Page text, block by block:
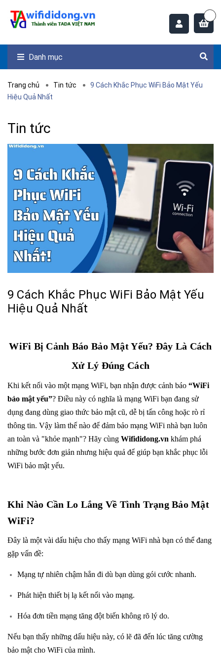
Danh mục
Trang chủ Tin tức
9 Cách Khắc Phục WiFi Bảo Mật Yếu
Hiệu Quả Nhất
Tin tức
9 Cách Khắc Phục WiFi Bảo Mật Yếu
Hiệu Quả Nhất
WiFi Bị Cảnh Báo Bảo Mật Yếu? Đây Là Cách
Xử Lý Đúng Cách
Khi kết nối vào một mạng WiFi, bạn nhận được cảnh báo “WiFi
bảo mật yếu”? Điều này có nghĩa là mạng WiFi bạn đang sử
dụng đang dùng giao thức bảo mật cũ, dễ bị tấn công hoặc rò rỉ
thông tin. Vậy làm thế nào để đảm bảo mạng WiFi nhà bạn luôn
an toàn và "khỏe mạnh"? Hãy cùng Wifididong.vn khám phá
những bước đơn giản nhưng hiệu quả để giúp bạn khắc phục lỗi
WiFi bảo mật yếu.
Khi Nào Cần Lo Lắng Về Tình Trạng Bảo Mật
WiFi?
Đây là một vài dấu hiệu cho thấy mạng WiFi nhà bạn có thể đang
gặp vấn đề:
Mạng tự nhiên chậm hẳn đi dù bạn dùng gói cước nhanh.
Phát hiện thiết bị lạ kết nối vào mạng.
Hóa đơn tiền mạng tăng đột biến không rõ lý do.
Nếu bạn thấy những dấu hiệu này, có lẽ đã đến lúc tăng cường
bảo mật cho WiFi của mình.